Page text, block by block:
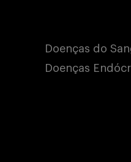
Doenças do
Doenças